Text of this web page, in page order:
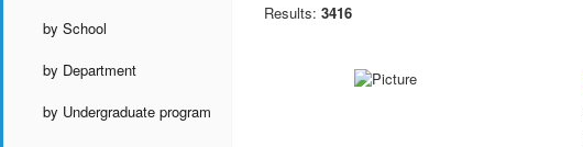
by School
by Department
by Undergraduate program
Results: 3416